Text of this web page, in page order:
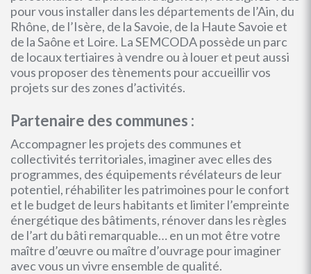
pour vous installer dans les départements de l’Ain, du
Rhône, de l’Isère, de la Savoie, de la Haute Savoie et
de la Saône et Loire. La SEMCODA possède un parc
de locaux tertiaires à vendre ou à louer et peut aussi
vous proposer des tènements pour accueillir vos
projets sur des zones d’activités.
Partenaire des communes :
Accompagner les projets des communes et
collectivités territoriales, imaginer avec elles des
programmes, des équipements révélateurs de leur
potentiel, réhabiliter les patrimoines pour le confort
et le budget de leurs habitants et limiter l’empreinte
énergétique des bâtiments, rénover dans les règles
de l’art du bâti remarquable… en un mot être votre
maître d’œuvre ou maître d’ouvrage pour imaginer
avec vous un vivre ensemble de qualité.